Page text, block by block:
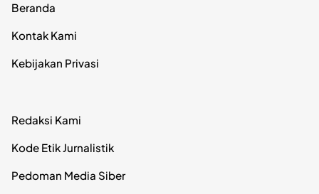
Beranda
Kontak Kami
Kebijakan Privasi
Redaksi Kami
Kode Etik Jurnalistik
Pedoman Media Siber